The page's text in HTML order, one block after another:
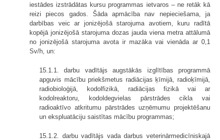
iestādes izstrādātas kursu programmas ietvaros – ne retāk kā
reizi piecos gados. Šāda apmācība nav nepieciešama, ja
darbības veic ar jonizējošā starojuma avotiem, kuru radītā
kopējā jonizējošā starojuma dozas jauda viena metra attālumā
no jonizējošā starojuma avota ir mazāka vai vienāda ar 0,1
Sv/h, un:
15.1.1. darbu vadītājs augstākās izglītības programmā
apguvis mācību priekšmetus radiācijas ķīmijā, radioķīmijā,
radiobioloģijā, kodolfizikā, radiācijas fizikā vai ar
kodolreaktoru, kodoldegvielas pārstrādes cikla vai
radioaktīvo atkritumu pārstrādes uzņēmumu projektēšanu
un ekspluatāciju saistītas mācību programmas;
15.1.2. darbu vadītājs vada darbus veterinārmedicīniskajā